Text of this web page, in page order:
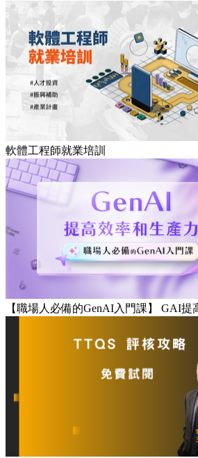
軟體工程師就業培訓
【職場人必備的GenAI入門課】 GAI提